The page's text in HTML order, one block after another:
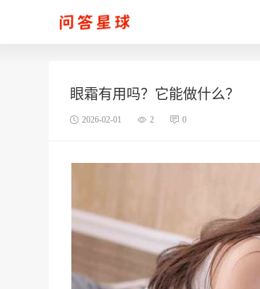
眼霜有用吗？它能做什么？
2026-02-01 2 0